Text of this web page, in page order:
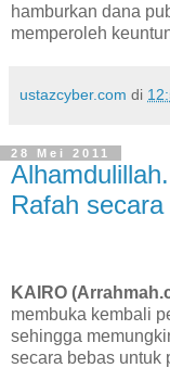
hamburkan dana
memperoleh
ustazcyber.com di
28 Mei 2011
Rafah secara
KAIRO
membuka kembali
sehingga
secara bebas untuk